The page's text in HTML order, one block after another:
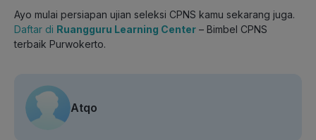
Ayo mulai persiapan ujian seleksi CPNS kamu sekarang juga.
Daftar di Ruangguru Learning Center – Bimbel CPNS
terbaik Purwokerto.
Atqo